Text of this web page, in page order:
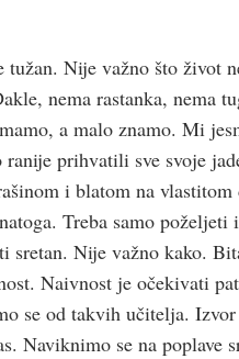
tužan. Nije važno što život
nema rastanka, nema
a malo znamo. Mi
prihvatili sve svoje
i blatom na
Treba samo
Nije važno kako.
Naivnost je očekivati
se od takvih učitelja.
Naviknimo se na poplave